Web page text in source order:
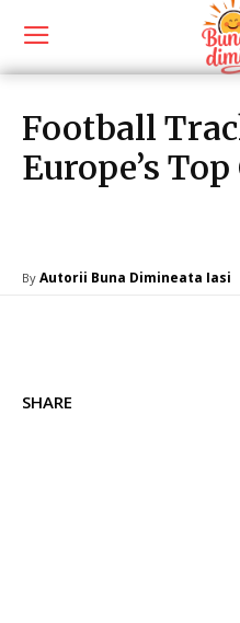
Football
Europe’s
By Autorii Buna Dimineata Iasi
SHARE